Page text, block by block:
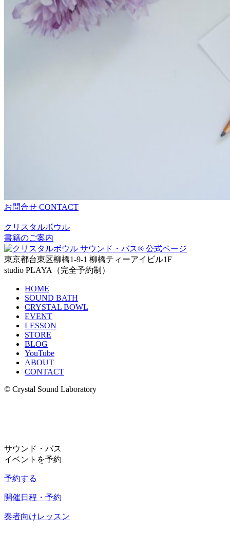
お問合せ CONTACT
クリスタルボウル
書籍のご案内
東京都台東区柳橋1-9-1 柳橋ティーアイビル1F
studio PLAYA（完全予約制）
HOME
SOUND BATH
CRYSTAL BOWL
EVENT
LESSON
STORE
BLOG
YouTube
ABOUT
CONTACT
© Crystal Sound Laboratory
サウンド・バス
イベントを予約
予約する
開催日程・予約
奏者向けレッスン